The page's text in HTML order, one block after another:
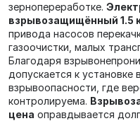
зернопереработке.
взрывозащищённый 1.5
привода насосов
газоочистки, малых
Благодаря
допускается к установке
взрывоопасности, где
контролируема.
цена оправдывается